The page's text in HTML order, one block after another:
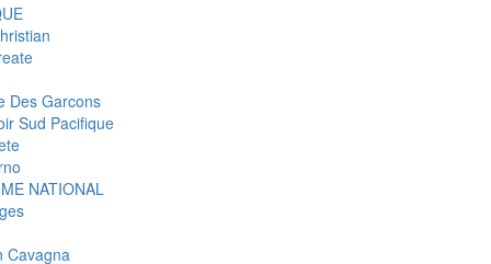
Des Garcons
Sud Pacifique
NATIONAL
Cavagna